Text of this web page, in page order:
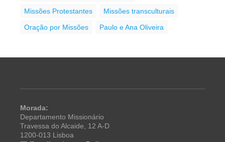
Missões Protestantes
Missões transculturais
Oração por Missões
Paulo e Ana Oliveira
Morada:
Departamento Missionário
Travessa do Alcaide, 12 A-D
1200-013 Lisboa